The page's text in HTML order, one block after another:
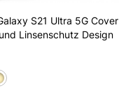
S21 Ultra 5G Cover
Linsenschutz Design